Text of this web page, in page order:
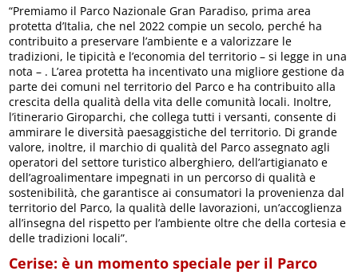
“Premiamo il Parco Nazionale Gran Paradiso, prima area
protetta d’Italia, che nel 2022 compie un secolo, perché ha
contribuito a preservare l’ambiente e a valorizzare le
tradizioni, le tipicità e l’economia del territorio – si legge in una
nota – . L’area protetta ha incentivato una migliore gestione da
parte dei comuni nel territorio del Parco e ha contribuito alla
crescita della qualità della vita delle comunità locali. Inoltre,
l’itinerario Giroparchi, che collega tutti i versanti, consente di
ammirare le diversità paesaggistiche del territorio. Di grande
valore, inoltre, il marchio di qualità del Parco assegnato agli
operatori del settore turistico alberghiero, dell’artigianato e
dell’agroalimentare impegnati in un percorso di qualità e
sostenibilità, che garantisce ai consumatori la provenienza dal
territorio del Parco, la qualità delle lavorazioni, un’accoglienza
all’insegna del rispetto per l’ambiente oltre che della cortesia e
delle tradizioni locali”.
Cerise: è un momento speciale per il Parco